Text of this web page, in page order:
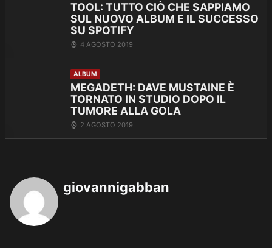
TOOL: TUTTO CIÒ CHE SAPPIAMO
SUL NUOVO ALBUM E IL SUCCESSO
SU SPOTIFY
4 AGOSTO 2019
ALBUM
MEGADETH: DAVE MUSTAINE È
TORNATO IN STUDIO DOPO IL
TUMORE ALLA GOLA
2 AGOSTO 2019
giovannigabban